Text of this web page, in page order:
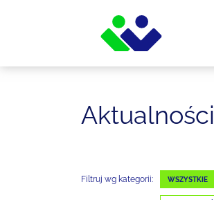
Filtruj wg kategorii: WSZYSTKIE